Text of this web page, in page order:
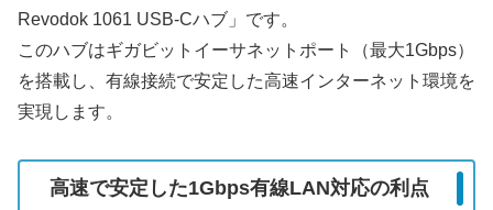
Revodok 1061 USB-Cハブ」です。
このハブはギガビットイーサネットポート（最大1Gbps）
を搭載し、有線接続で安定した高速インターネット環境を
実現します。
高速で安定した1Gbps有線LAN対応の利点